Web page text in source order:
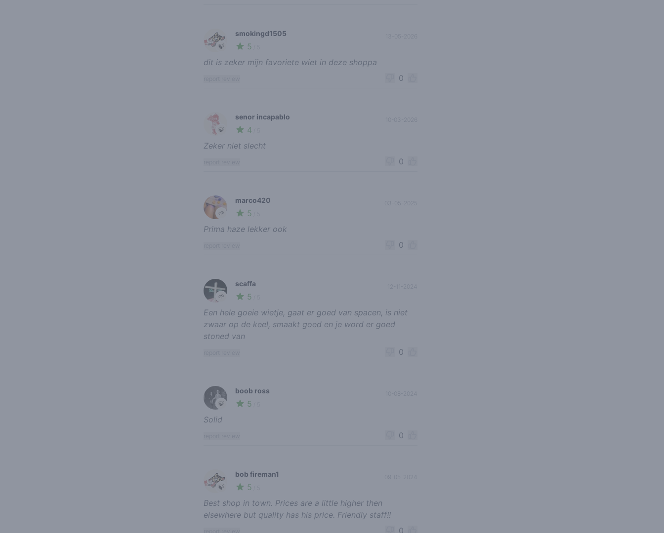
🍃
smokingd1505
5
13-05-2026
dit is zeker mijn favoriete wiet in deze shoppa
0
🍃
senor incapablo
4
10-03-2026
Zeker niet slecht
0
🌱
marco420
5
03-05-2025
Prima haze lekker ook
0
🌱
scaffa
5
Een hele goeie wietje, gaat er goed van spacen, is niet
zwaar op de keel, smaakt goed en je word er goed
stoned van
0
🍃
boob ross
5
Solid
0
🍃
bob fireman1
5
Best shop in town. Prices are a little higher then
elsewhere but quality has his price. Friendly staff!!
0